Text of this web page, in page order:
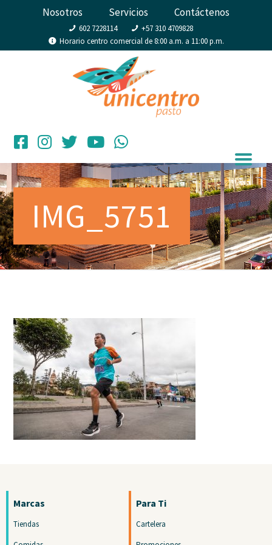
Nosotros Servicios Contáctenos
602 7228114
+57 310 4709828
Horario centro comercial de 8:00 a.m. a 11:00 p.m.
IMG_5751
Marcas
Tiendas
Para Ti
Cartelera